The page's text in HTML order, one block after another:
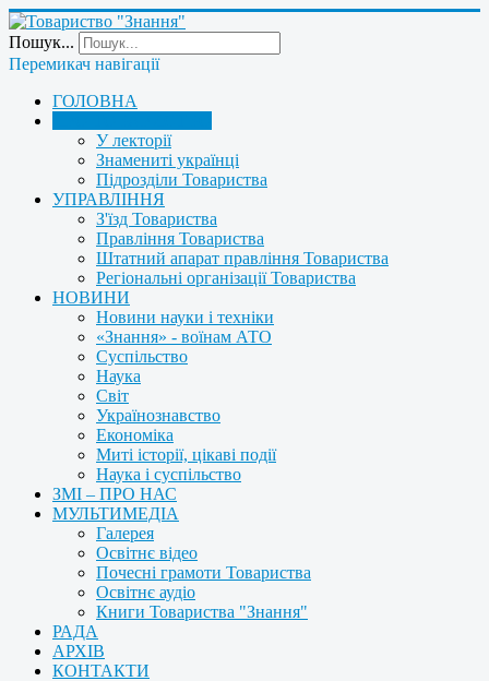
Пошук...
Перемикач навігації
ГОЛОВНА
У лекторії
Знамениті українці
Підрозділи Товариства
УПРАВЛІННЯ
З'їзд Товариства
Правління Товариства
Штатний апарат правління Товариства
Регіональні організації Товариства
НОВИНИ
Новини науки і техніки
«Знання» - воїнам АТО
Суспільство
Наука
Світ
Українознавство
Економіка
Миті історії, цікаві події
Наука і суспільство
ЗМІ – ПРО НАС
МУЛЬТИМЕДІА
Галерея
Освітнє відео
Почесні грамоти Товариства
Освітнє аудіо
Книги Товариства "Знання"
РАДА
АРХІВ
КОНТАКТИ